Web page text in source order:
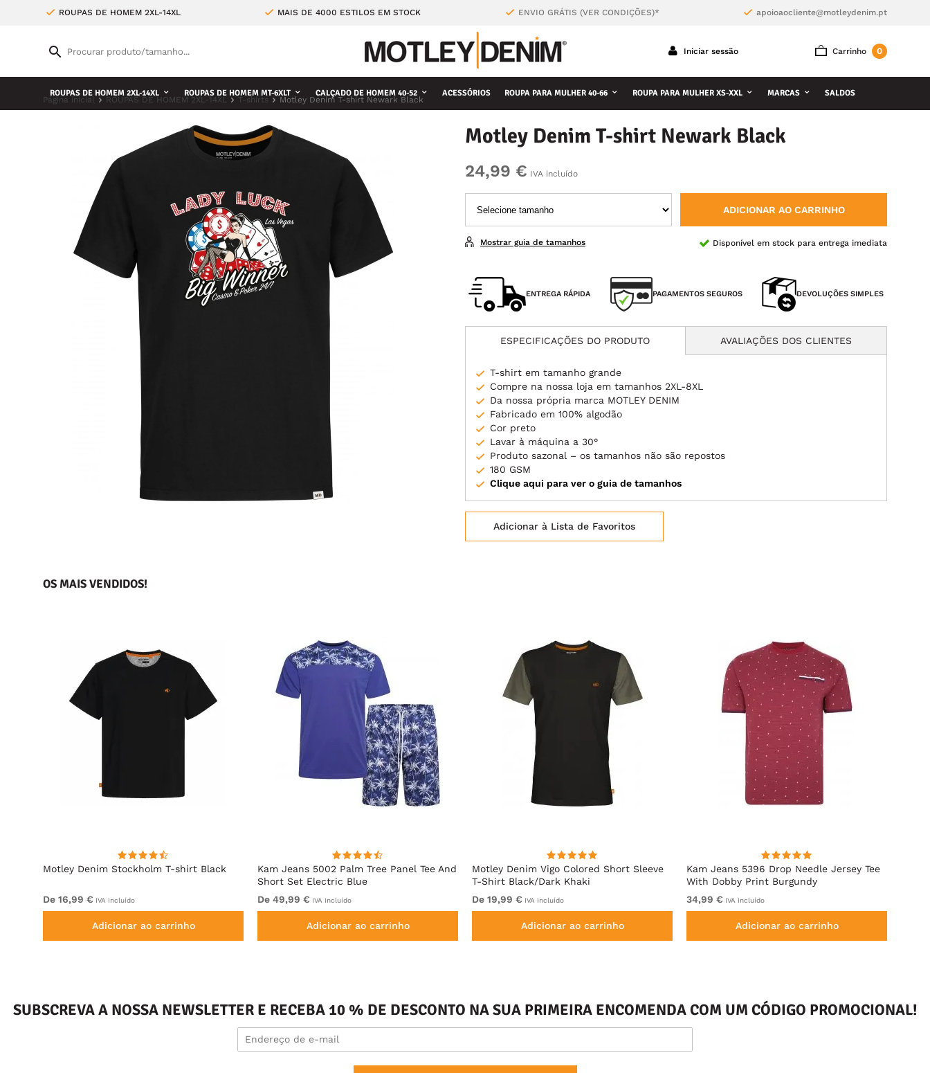
ROUPAS DE HOMEM 2XL-14XL MAIS DE 4000 ESTILOS EM STOCK ENVIO GRÁTIS (VER CONDIÇÕES)* apoioaocliente@motleydenim.pt
Carrinho 0
Iniciar sessão
ROUPAS DE HOMEM 2XL-14XL ROUPAS DE HOMEM MT-6XLT CALÇADO DE HOMEM 40-52 ACESSÓRIOS ROUPA PARA MULHER 40-66 ROUPA PARA MULHER XS-XXL MARCAS SALDOS
Página inicial ROUPAS DE HOMEM 2XL-14XL T-shirts Motley Denim T-shirt Newark Black
Motley Denim T-shirt Newark Black
24,99 € IVA incluído
ADICIONAR AO CARRINHO
Disponível em stock para entrega imediata
Mostrar guia de tamanhos
ENTREGA RÁPIDA PAGAMENTOS SEGUROS DEVOLUÇÕES SIMPLES
ESPECIFICAÇÕES DO PRODUTO AVALIAÇÕES DOS CLIENTES
T-shirt em tamanho grande
Compre na nossa loja em tamanhos 2XL-8XL
Da nossa própria marca MOTLEY DENIM
Fabricado em 100% algodão
Cor preto
Lavar à máquina a 30°
Produto sazonal – os tamanhos não são repostos
180 GSM
Clique aqui para ver o guia de tamanhos
Adicionar à Lista de Favoritos
OS MAIS VENDIDOS!
Motley Denim Stockholm T-shirt Black
De 16,99 € IVA incluído
Adicionar ao carrinho
Kam Jeans 5002 Palm Tree Panel Tee And
Short Set Electric Blue
De 49,99 € IVA incluído
Adicionar ao carrinho
Motley Denim Vigo Colored Short Sleeve
T-Shirt Black/Dark Khaki
De 19,99 € IVA incluído
Adicionar ao carrinho
Kam Jeans 5396 Drop Needle Jersey Tee
With Dobby Print Burgundy
34,99 € IVA incluído
Adicionar ao carrinho
SUBSCREVA A NOSSA NEWSLETTER E RECEBA 10 % DE DESCONTO NA SUA PRIMEIRA ENCOMENDA COM UM CÓDIGO PROMOCIONAL!